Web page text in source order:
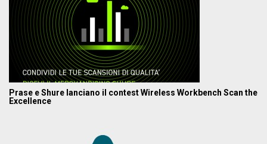
Prase e Shure lanciano il contest Wireless Workbench Scan the
Excellence